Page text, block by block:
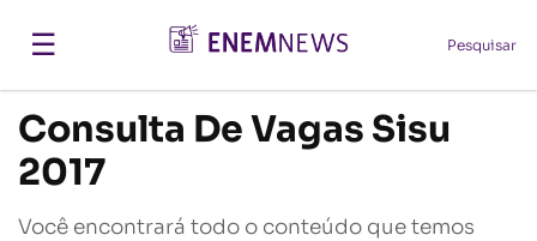
☰ Pesquisar
Consulta De Vagas Sisu
2017
Você encontrará todo o conteúdo que temos